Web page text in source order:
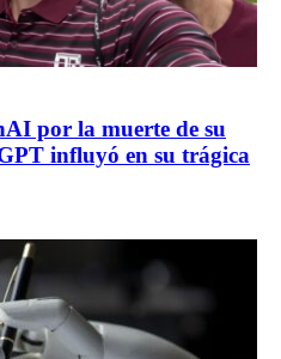
por la muerte de su
influyó en su trágica